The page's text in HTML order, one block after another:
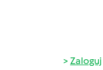
Zaloguj